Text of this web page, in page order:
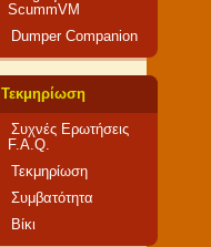
ScummVM
Dumper Companion
Τεκμηρίωση
Συχνές Ερωτήσεις
F.A.Q.
Τεκμηρίωση
Συμβατότητα
Βίκι